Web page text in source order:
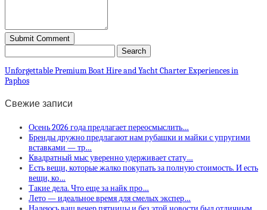
Unforgettable Premium Boat Hire and Yacht Charter Experiences in
Paphos
Свежие записи
Осень 2026 года предлагает переосмыслить…
Бренды дружно предлагают нам рубашки и майки с упругими
вставками — тр…
Квадратный мыс уверенно удерживает стату…
Есть вещи, которые жалко покупать за полную стоимость. И есть
вещи, ко…
Такие дела. Что еще за найк про…
Лето — идеальное время для смелых экспер…